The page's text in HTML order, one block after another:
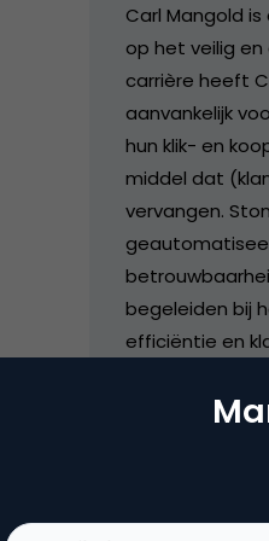
Carl Mangold
op het veilig
carrière heeft
aanvankelijk
hun klik- en
middel dat
vervangen.
begeleiden bij
efficiëntie en
praktijken,
zowel de